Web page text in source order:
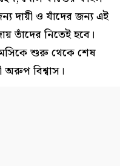
দায়ী ও যাঁদের জন্য এই
তাঁদের নিতেই হবে।
শুরু থেকে শেষ
অরুপ বিশ্বাস।